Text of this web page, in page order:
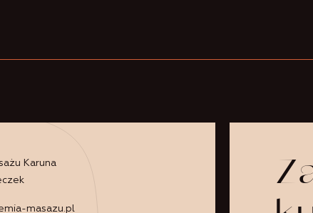
Karuna
masazu.pl